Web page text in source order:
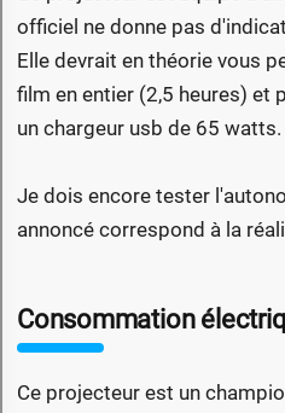
officiel ne donne pas
Elle devrait en théorie vous
film en entier (2,5 heures) et
un chargeur usb de 65 watts.
Je dois encore tester
annoncé correspond à la
Consommation
Ce projecteur est un